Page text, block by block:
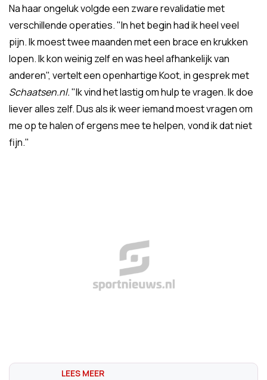
Na haar ongeluk volgde een zware revalidatie met
verschillende operaties. "In het begin had ik heel veel
pijn. Ik moest twee maanden met een brace en krukken
lopen. Ik kon weinig zelf en was heel afhankelijk van
anderen", vertelt een openhartige Koot, in gesprek met
Schaatsen.nl."Ik vind het lastig om hulp te vragen. Ik doe
liever alles zelf. Dus als ik weer iemand moest vragen om
me op te halen of ergens mee te helpen, vond ik dat niet
fijn."